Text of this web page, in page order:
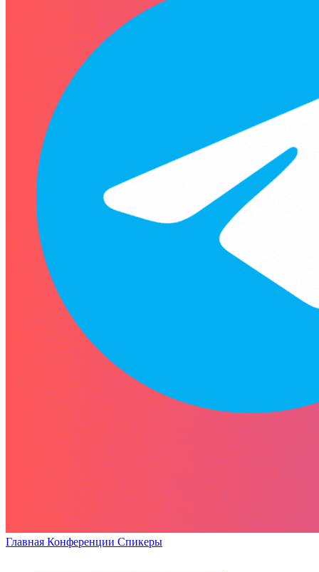
Главная Конференции Спикеры